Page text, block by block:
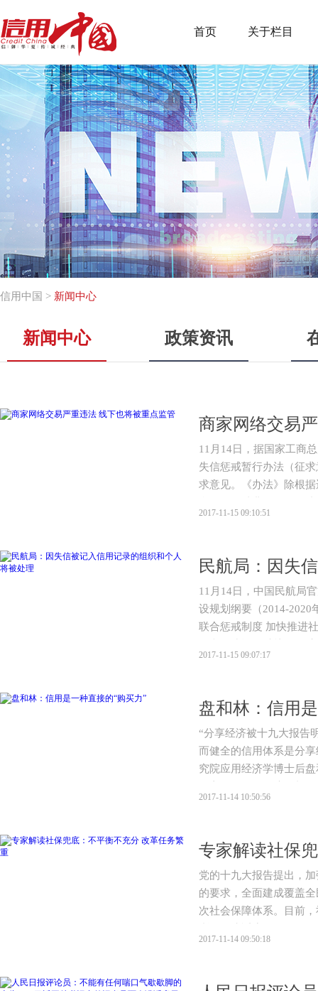
首页 关于栏目
信用中国 > 新闻中心
新闻中心 政策资讯
商家网络交易
11月14日，据国家工商
失信惩戒暂行办法（征
求意见。《办法》除根
2017-11-15 09:10:51
11月14日，中国民航局
设规划纲要（2014-2020
联合惩戒制度 加快推进
2017-11-15 09:07:17
盘和林：信用
“分享经济被十九大报告
而健全的信用体系是分
究院应用经济学博士后
了乘数效应，即经济活
程度。
2017-11-14 10:50:56
专家解读社保
党的十九大报告提出，
的要求，全面建成覆盖
次社会保障体系。目前
2017-11-14 09:50:18